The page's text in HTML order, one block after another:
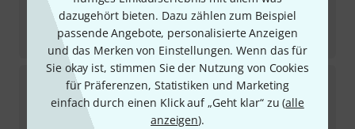
dazugehört bieten. Dazu zählen zum Beispiel
passende Angebote, personalisierte Anzeigen
und das Merken von Einstellungen. Wenn das für
Sie okay ist, stimmen Sie der Nutzung von Cookies
für Präferenzen, Statistiken und Marketing
einfach durch einen Klick auf „Geht klar“ zu (alle
anzeigen).
Sofort lieferbar
2.270€
DPA
Sofort lieferbar